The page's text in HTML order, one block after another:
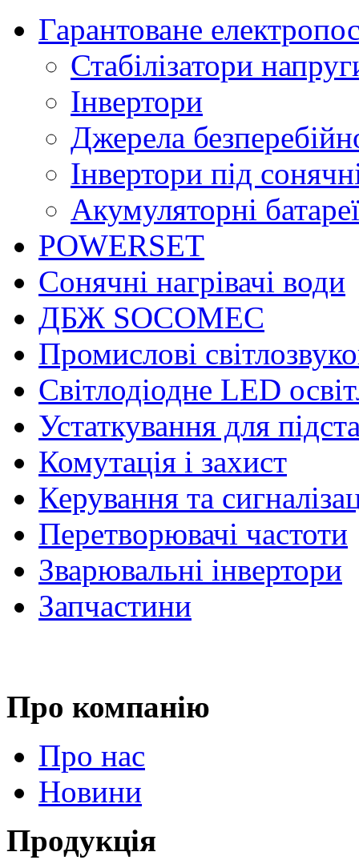
Гарантоване
Стабілізатори
Інвертори
Джерела
Інвертори під
Акумуляторні батареї
POWERSET
Сонячні нагрівачі води
ДБЖ SOCOMEC
Промислові
Світлодіодне LED
Устаткування для
Комутація і захист
Керування та
Перетворювачі частоти
Зварювальні інвертори
Запчастини
Про компанію
Про нас
Новини
Продукція